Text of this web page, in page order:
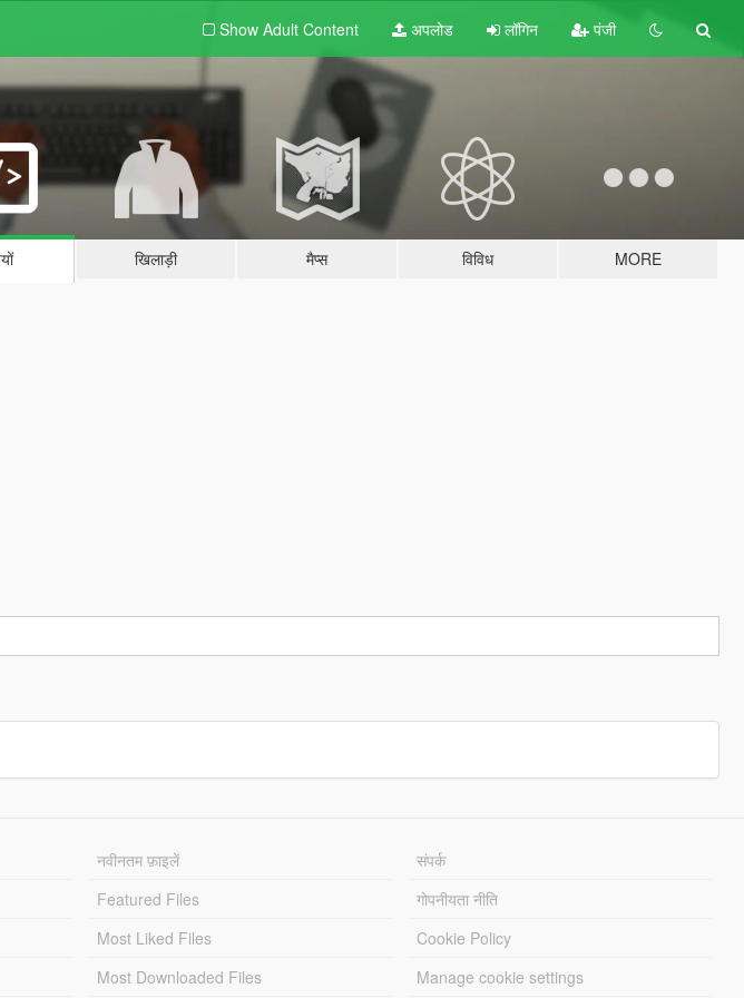
Show Adult Content अपलोड लॉगिन पंजी
खिलाड़ी मैप्स विविध MORE
नवीनतम फ़ाइलें
Featured Files
Most Liked Files
Most Downloaded Files
संपर्क
गोपनीयता नीति
Cookie Policy
Manage cookie settings